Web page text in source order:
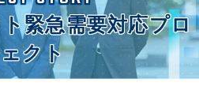
緊急需要対応プロ
クト